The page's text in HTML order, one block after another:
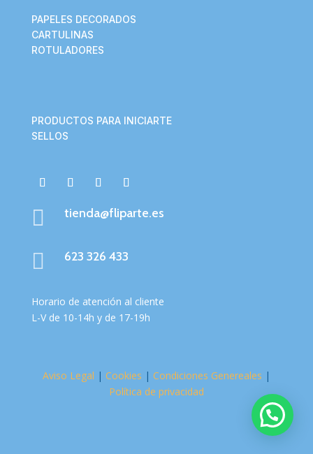
PAPELES DECORADOS
CARTULINAS
ROTULADORES
PRODUCTOS PARA INICIARTE
SELLOS
 tienda@fliparte.es
 623 326 433
Horario de atención al cliente
L-V de 10-14h y de 17-19h
Aviso Legal | Cookies | Condiciones Genereales |
Política de privacidad